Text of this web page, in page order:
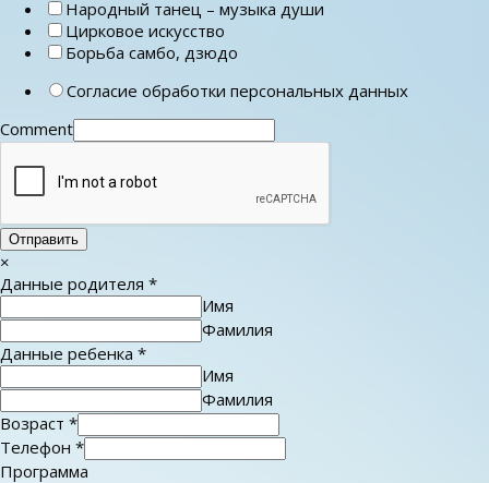
Народный танец – музыка души
Цирковое искусство
Борьба самбо, дзюдо
Согласие обработки персональных данных
Comment
Отправить
×
Данные родителя *
Имя
Фамилия
Данные ребенка *
Имя
Фамилия
Возраст *
Телефон *
Программа